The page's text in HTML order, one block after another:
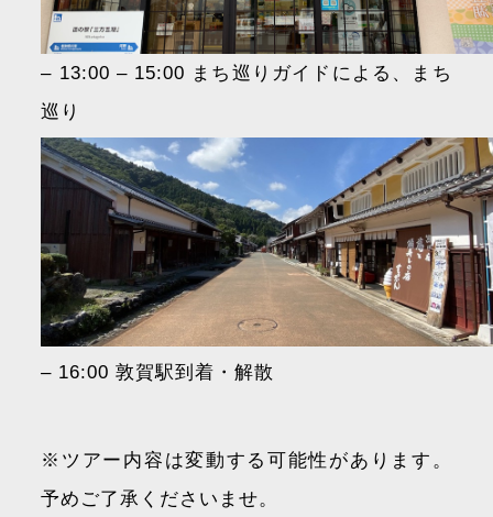
– 13:00 – 15:00 まち巡りガイドによる、まち
巡り
– 16:00 敦賀駅到着・解散
※ツアー内容は変動する可能性があります。
予めご了承くださいませ。